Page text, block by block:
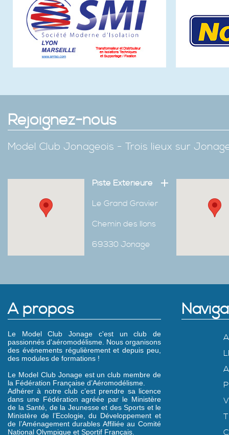
Rejoignez-nous
Model Club Jonageois - Trois lieux sur
Piste Extérieure
Le Grand Gravier
Chemin des Ilons
69330 Jonage
A propos
Le Model Club Jonage c'est un club de
passionnés d'aéromodélisme. Nous organisons
des événements régulièrement et depuis peu,
des modules de formations !
Le Model Club Jonage est un club membre de
la Fédération Française d’Aéromodélisme.
Adhérer à notre club c’est prendre sa licence
dans une Fédération agréée par le Ministère
de la Santé, de la Jeunesse et des Sports et le
Ministère de l’Ecologie, du Développement et
de l’Aménagement durables Affiliée au Comité
National Olympique et Sportif Français.